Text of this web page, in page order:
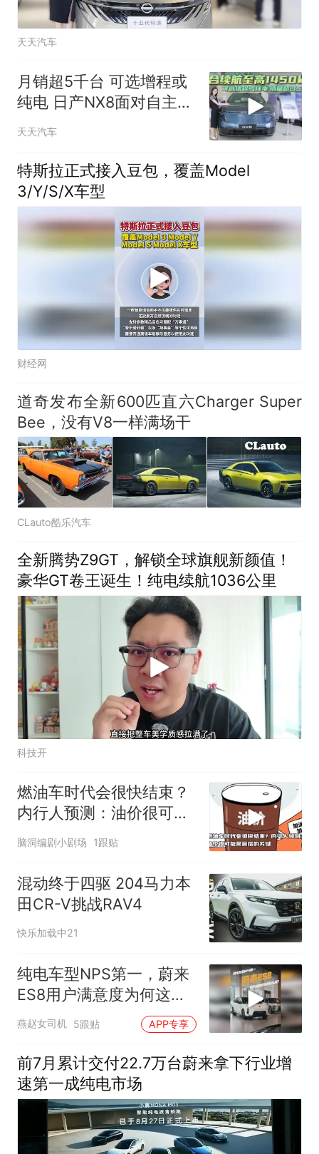
天天汽车
月销超5千台 可选增程或
纯电 日产NX8面对自主品
牌有何优势？
天天汽车
特斯拉正式接入豆包，覆盖Model
3/Y/S/X车型
财经网
道奇发布全新600匹直六Charger Super
Bee，没有V8一样满场干
CLauto酷乐汽车
全新腾势Z9GT，解锁全球旗舰新颜值！
豪华GT卷王诞生！纯电续航1036公里
科技开
燃油车时代会很快结束？
内行人预测：油价很可能
是最后的关键
脑洞编剧小剧场 1跟贴
混动终于四驱 204马力本
田CR-V挑战RAV4
快乐加载中21
纯电车型NPS第一，蔚来
ES8用户满意度为何这么
高？
燕赵女司机 5跟贴 APP专享
前7月累计交付22.7万台蔚来拿下行业增
速第一成纯电市场